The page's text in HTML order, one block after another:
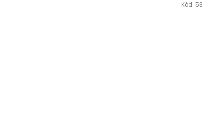
Kód: 53